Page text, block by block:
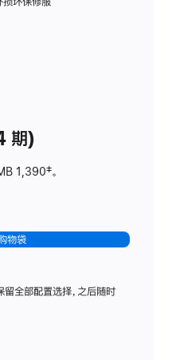
期)
1,390脚
‡。
物袋
留全部配置选择，之后随时